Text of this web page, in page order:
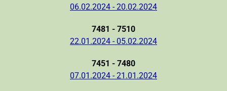
06.02.2024 - 20.02.2024
7481 - 7510
22.01.2024 - 05.02.2024
7451 - 7480
07.01.2024 - 21.01.2024